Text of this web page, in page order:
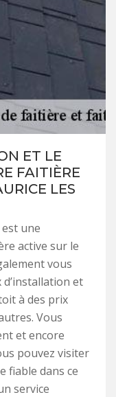
ET LE
FAITIÈRE
LES
une
active sur le
vous
et
à des prix
Vous
et encore
pouvez visiter
fiable dans ce
service